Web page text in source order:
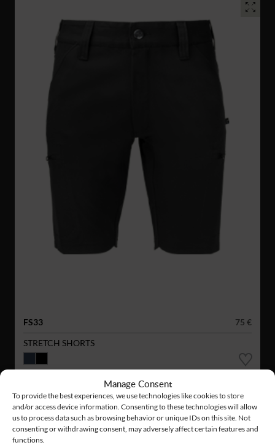
Manage Consent
To provide the best experiences, we use technologies like cookies to store
and/or access device information. Consenting to these technologies will allow
us to process data such as browsing behavior or unique IDs on this site. Not
consenting or withdrawing consent, may adversely affect certain features and
functions.
FS33
75 €
STRETCH SHORTS